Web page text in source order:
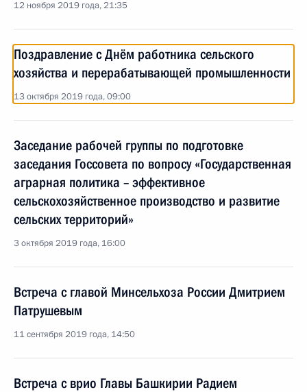
12 ноября 2019 года, 21:35
Поздравление с Днём работника сельского
хозяйства и перерабатывающей промышленности
13 октября 2019 года, 09:00
Заседание рабочей группы по подготовке
заседания Госсовета по вопросу «Государственная
аграрная политика – эффективное
сельскохозяйственное производство и развитие
сельских территорий»
3 октября 2019 года, 16:00
Встреча с главой Минсельхоза России Дмитрием
Патрушевым
11 сентября 2019 года, 14:50
Встреча с врио Главы Башкирии Радием